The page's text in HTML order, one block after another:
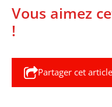
Vous aimez
!
Partager cet article